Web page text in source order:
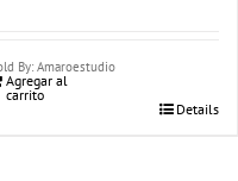
By: Amaroestudio
Agregar al
carrito
Details